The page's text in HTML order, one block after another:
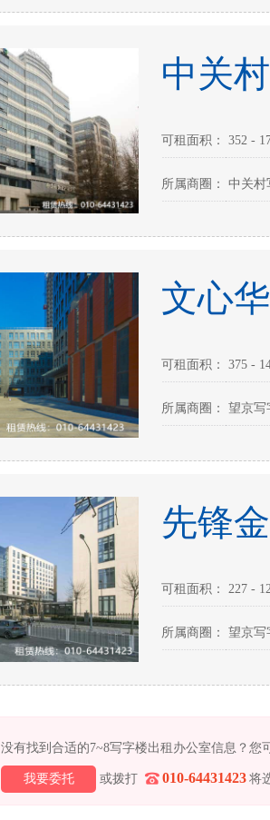
中关
可租面积： 352 -
所属商圈： 中关村
文心
可租面积： 375 -
所属商圈： 望京写
先锋
可租面积： 227 -
所属商圈： 望京写
没有找到合适的7~8写字楼出租办公室信息？
我要委托 或拨打 010-64431423 将